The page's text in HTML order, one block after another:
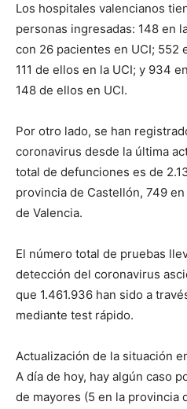
Los hospitales valencianos
personas ingresadas: 148 en
con 26 pacientes en UCI; 552
111 de ellos en la UCI; y 934
148 de ellos en UCI.
Por otro lado, se han
coronavirus desde la última
total de defunciones es de
provincia de Castellón, 749
de Valencia.
El número total de pruebas
detección del coronavirus
que 1.461.936 han sido a
mediante test rápido.
Actualización de la situación
A día de hoy, hay algún caso
de mayores (5 en la provincia